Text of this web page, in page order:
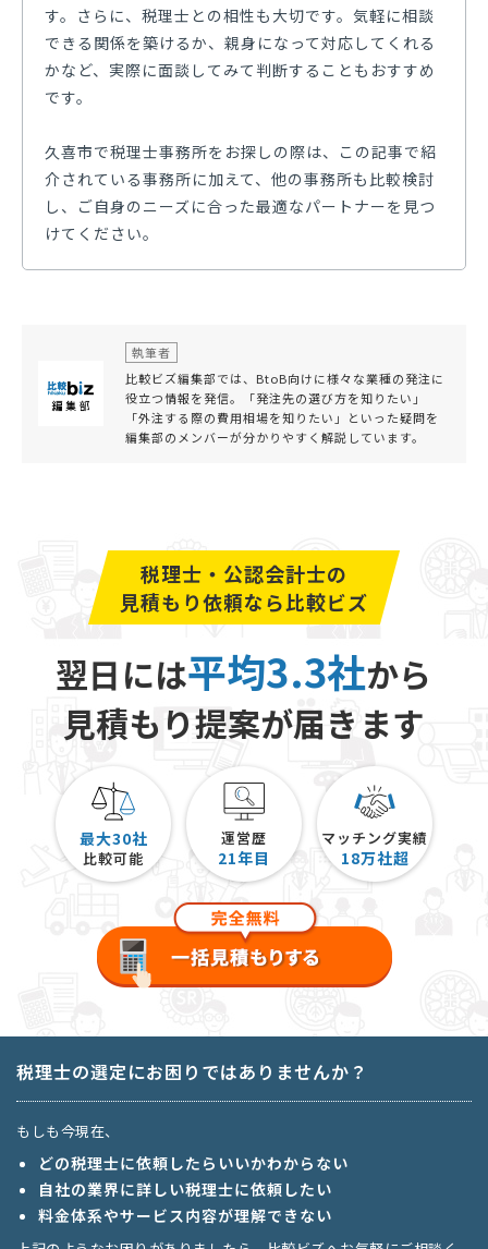
す。さらに、税理士との相性も大切です。気軽に相談
できる関係を築けるか、親身になって対応してくれる
かなど、実際に面談してみて判断することもおすすめ
です。
久喜市で税理士事務所をお探しの際は、この記事で紹
介されている事務所に加えて、他の事務所も比較検討
し、ご自身のニーズに合った最適なパートナーを見つ
けてください。
執筆者
比較ビズ編集部では、BtoB向けに様々な業種の発注に
役立つ情報を発信。「発注先の選び方を知りたい」
「外注する際の費用相場を知りたい」といった疑問を
編集部のメンバーが分かりやすく解説しています。
税理士・公認会計士の
見積もり依頼なら比較ビズ
翌日には平均3.3社から
見積もり提案が届きます
最大30社
比較可能
運営歴
21年目
マッチング実績
18万社超
税理士の選定にお困りではありませんか？
もしも今現在、
どの税理士に依頼したらいいかわからない
自社の業界に詳しい税理士に依頼したい
料金体系やサービス内容が理解できない